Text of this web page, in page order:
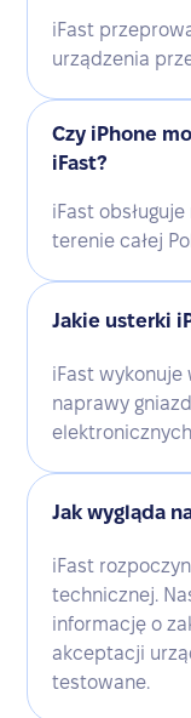
iFast
urządzenia
Czy iPhone
iFast?
iFast
terenie całej
Jakie usterki
iFast
naprawy
Jak wygląda
iFast
technicznej.
informację o
akceptacji
testowane.